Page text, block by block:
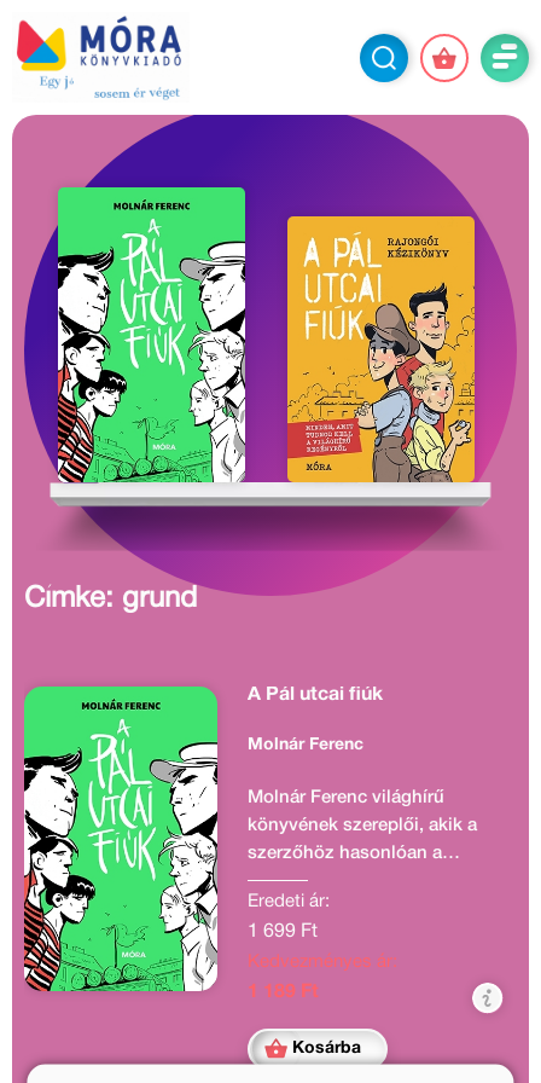
Címke: grund
A Pál utcai fiúk
Molnár Ferenc
Molnár Ferenc világhírű
könyvének szereplői, akik a
szerzőhöz hasonlóan a
budapesti Józsefváros
szülöttei, ma már
valamennyien az ifjúsági
irodalom halhatatlan hősei.
Gyerekkorunkban
szeretnénk lenni, mint Boka,
Eredeti ár:
1 699 Ft
Kedvezményes ár:
1 189 Ft
Kosárba